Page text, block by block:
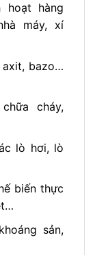
hoạt hàng
máy, xí
axit, bazo…
cháy,
lò hơi, lò
biến thực
sản,